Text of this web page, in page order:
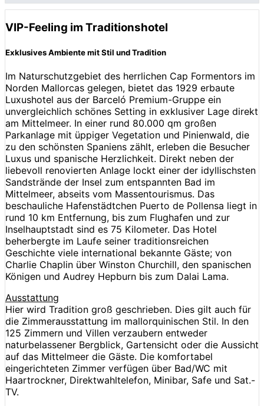
VIP-Feeling im Traditionshotel
Exklusives Ambiente mit Stil und Tradition
Im Naturschutzgebiet des herrlichen Cap Formentors im
Norden Mallorcas gelegen, bietet das 1929 erbaute
Luxushotel aus der Barceló Premium-Gruppe ein
unvergleichlich schönes Setting in exklusiver Lage direkt
am Mittelmeer. In einer rund 80.000 qm großen
Parkanlage mit üppiger Vegetation und Pinienwald, die
zu den schönsten Spaniens zählt, erleben die Besucher
Luxus und spanische Herzlichkeit. Direkt neben der
liebevoll renovierten Anlage lockt einer der idyllischsten
Sandstrände der Insel zum entspannten Bad im
Mittelmeer, abseits vom Massentourismus. Das
beschauliche Hafenstädtchen Puerto de Pollensa liegt in
rund 10 km Entfernung, bis zum Flughafen und zur
Inselhauptstadt sind es 75 Kilometer. Das Hotel
beherbergte im Laufe seiner traditionsreichen
Geschichte viele international bekannte Gäste; von
Charlie Chaplin über Winston Churchill, den spanischen
Königen und Audrey Hepburn bis zum Dalai Lama.
Ausstattung
Hier wird Tradition groß geschrieben. Dies gilt auch für
die Zimmerausstattung im mallorquinischen Stil. In den
125 Zimmern und Villen verzaubern entweder
naturbelassener Bergblick, Gartensicht oder die Aussicht
auf das Mittelmeer die Gäste. Die komfortabel
eingerichteten Zimmer verfügen über Bad/WC mit
Haartrockner, Direktwahltelefon, Minibar, Safe und Sat.-
TV.